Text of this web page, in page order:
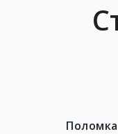
Поломка